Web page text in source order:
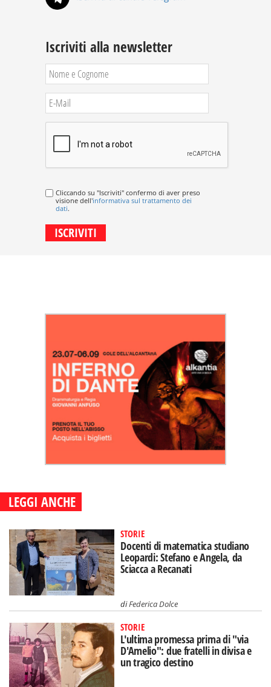
Iscriviti alla newsletter
Cliccando su "Iscriviti" confermo di aver preso
visione dell'informativa sul trattamento dei
dati.
LEGGI ANCHE
STORIE
Docenti di matematica studiano
Leopardi: Stefano e Angela, da
Sciacca a Recanati
diFederica Dolce
STORIE
L'ultima promessa prima di "via
D'Amelio": due fratelli in divisa e
un tragico destino